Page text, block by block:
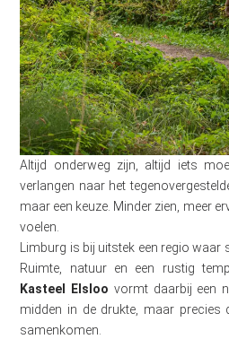
Altijd onderweg zijn, altijd iets
verlangen naar het
maar een keuze. Minder zien, meer
voelen.
Limburg is bij uitstek een regio
Ruimte, natuur en een rustig
Kasteel Elsloo vormt daarbij een
midden in de drukte, maar precies
samenkomen.